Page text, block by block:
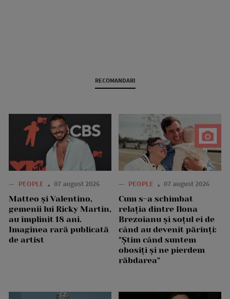
RECOMANDARI
— PEOPLE 07 august 2026
Matteo și Valentino,
gemenii lui Ricky Martin,
au împlinit 18 ani.
Imaginea rară publicată
de artist
— PEOPLE 07 august 2026
Cum s-a schimbat
relația dintre Ilona
Brezoianu și soțul ei de
când au devenit părinți:
"Știm când suntem
obosiți și ne pierdem
răbdarea"